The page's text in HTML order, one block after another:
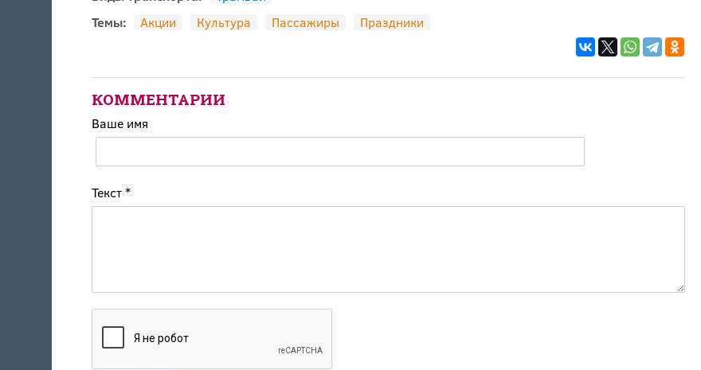
Темы:
Акции Культура Пассажиры Праздники
КОММЕНТАРИИ
Ваше имя
Текст *